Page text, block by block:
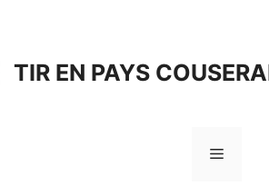
TIR EN PAYS
Menu